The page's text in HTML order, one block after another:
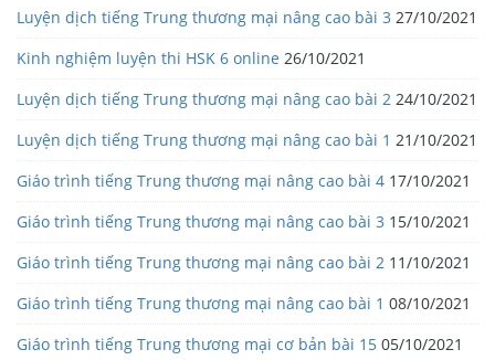
Luyện dịch tiếng Trung thương mại nâng cao bài 3 27/10/2021
Kinh nghiệm luyện thi HSK 6 online 26/10/2021
Luyện dịch tiếng Trung thương mại nâng cao bài 2 24/10/2021
Luyện dịch tiếng Trung thương mại nâng cao bài 1 21/10/2021
Giáo trình tiếng Trung thương mại nâng cao bài 4 17/10/2021
Giáo trình tiếng Trung thương mại nâng cao bài 3 15/10/2021
Giáo trình tiếng Trung thương mại nâng cao bài 2 11/10/2021
Giáo trình tiếng Trung thương mại nâng cao bài 1 08/10/2021
Giáo trình tiếng Trung thương mại cơ bản bài 15 05/10/2021